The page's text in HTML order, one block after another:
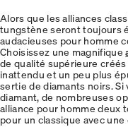
Alors que les alliances
tungstène seront toujours
audacieuses pour homme
Choisissez une magnifique
de qualité supérieure
inattendu et un peu plus
sertie de diamants noirs.
diamant, de nombreuses
alliance pour homme deux
pour un classique avec